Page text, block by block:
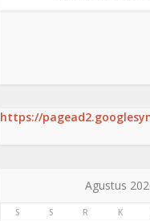
https://
Agustus
S S R K